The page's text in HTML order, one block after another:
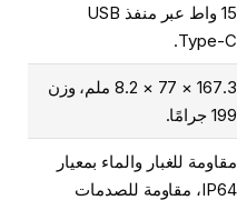
15 واط عبر منفذ USB
Type-C.
167.3 × 77 × 8.2 ملم، وزن
199 جرامًا.
مقاومة للغبار والماء بمعيار
IP64، مقاومة للصدمات